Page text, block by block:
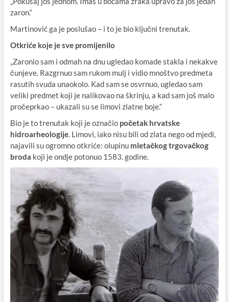
zaron.“
Martinović ga je poslušao – i to je bio ključni trenutak.
Otkriće koje je sve promijenilo
„Zaronio sam i odmah na dnu ugledao komade stakla i nekakve
čunjeve. Razgrnuo sam rukom mulj i vidio mnoštvo predmeta
rasutih svuda unaokolo. Kad sam se osvrnuo, ugledao sam
veliki predmet koji je nalikovao na škrinju, a kad sam još malo
pročeprkao – ukazali su se limovi zlatne boje.“
Bio je to trenutak koji je označio početak hrvatske
hidroarheologije. Limovi, iako nisu bili od zlata nego od mjedi,
najavili su ogromno otkriće: olupinu mletačkog trgovačkog
broda koji je ondje potonuo 1583. godine.